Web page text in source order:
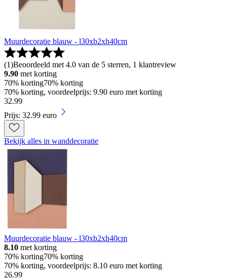
Muurdecoratie blauw - l30xb2xh40cm
(1)Beoordeeld met 4.0 van de 5 sterren, 1 klantreview
9.90 met korting
70% korting70% korting
70% korting, voordeelprijs: 9.90 euro met korting
32.99
Prijs: 32.99 euro
Bekijk alles in wanddecoratie
Muurdecoratie blauw - l30xb2xh40cm
8.10 met korting
70% korting70% korting
70% korting, voordeelprijs: 8.10 euro met korting
26.99